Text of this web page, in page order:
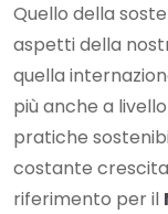
Quello della
aspetti della
quella
più anche a
pratiche
costante
riferimento per il